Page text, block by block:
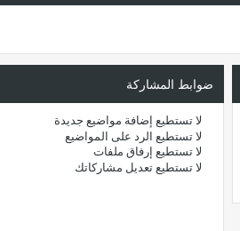
ضوابط المشاركة
لا تستطيع إضافة مواضيع جديدة
لا تستطيع الرد على المواضيع
لا تستطيع إرفاق ملفات
لا تستطيع تعديل مشاركاتك